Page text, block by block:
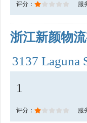
评分： 服
浙江新颜物
3137 Laguna
1
评分： 服